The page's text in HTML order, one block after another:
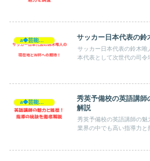
サッカー日本代表の鈴
サッカー日本代表の鈴木唯
本代表として次世代の司令
秀英予備校の英語講師
解説
秀英予備校の英語講師の
業界の中でも高い指導力と